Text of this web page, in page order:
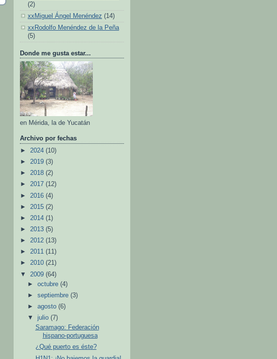
(2)
xxMiguel Ángel Menéndez (14)
xxRodolfo Menéndez de la Peña
(5)
Donde me gusta estar...
en Mérida, la de Yucatán
Archivo por fechas
► 2024 (10)
► 2019 (3)
► 2018 (2)
► 2017 (12)
► 2016 (4)
► 2015 (2)
► 2014 (1)
► 2013 (5)
► 2012 (13)
► 2011 (11)
► 2010 (21)
▼ 2009 (64)
►octubre(4)
►septiembre(3)
►agosto(6)
▼ julio(7)
Saramago: Federación
hispano-portuguesa
¿Qué puerto es éste?